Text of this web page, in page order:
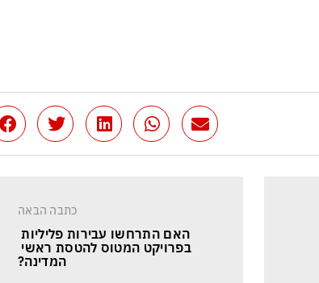
כתבה הבאה
האם התרחשו עבירות פליליות
בפרויקט המטוס להטסת ראשי
המדינה?